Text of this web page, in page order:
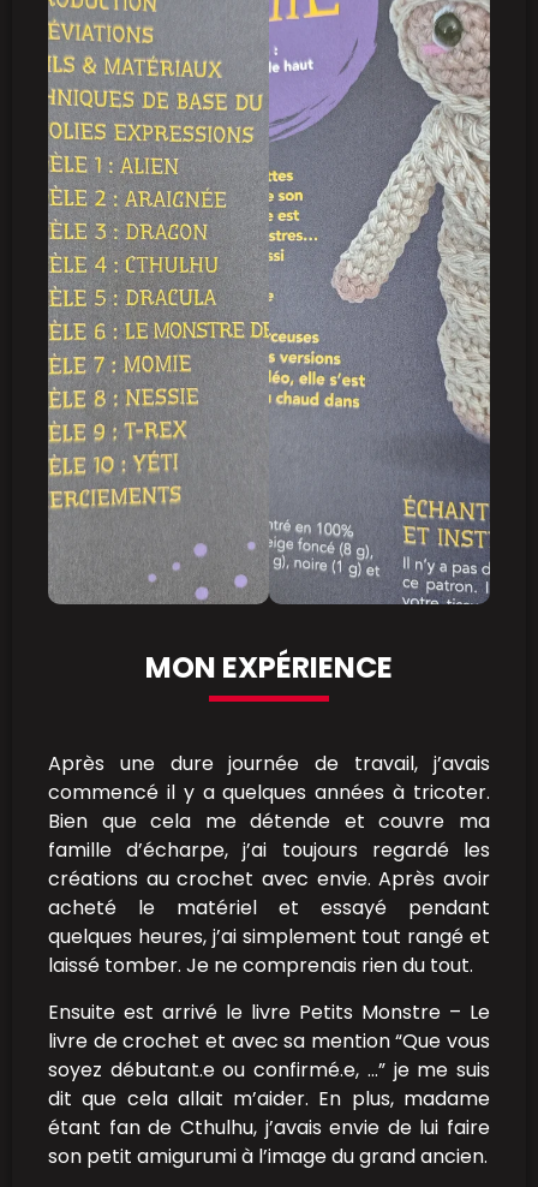
MON EXPÉRIENCE
Après une dure journée de travail, j’avais
commencé il y a quelques années à tricoter.
Bien que cela me détende et couvre ma
famille d’écharpe, j’ai toujours regardé les
créations au crochet avec envie. Après avoir
acheté le matériel et essayé pendant
quelques heures, j’ai simplement tout rangé et
laissé tomber. Je ne comprenais rien du tout.
Ensuite est arrivé le livre Petits Monstre – Le
livre de crochet et avec sa mention “Que vous
soyez débutant.e ou confirmé.e, …” je me suis
dit que cela allait m’aider. En plus, madame
étant fan de Cthulhu, j’avais envie de lui faire
son petit amigurumi à l’image du grand ancien.